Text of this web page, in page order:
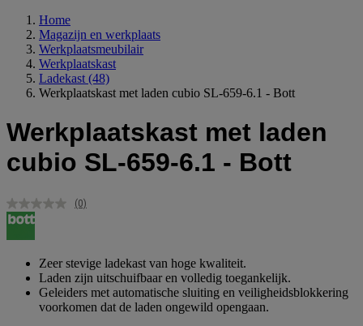
Home
Magazijn en werkplaats
Werkplaatsmeubilair
Werkplaatskast
Ladekast (48)
Werkplaatskast met laden cubio SL-659-6.1 - Bott
Werkplaatskast met laden
cubio SL-659-6.1 - Bott
Geen
(0)
Zeer stevige ladekast van hoge kwaliteit.
Laden zijn uitschuifbaar en volledig toegankelijk.
Geleiders met automatische sluiting en veiligheidsblokkering
voorkomen dat de laden ongewild opengaan.